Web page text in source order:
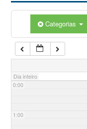
Categorias
Dia inteiro
0:00
1:00